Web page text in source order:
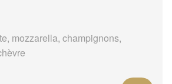
mozzarella, champignons,